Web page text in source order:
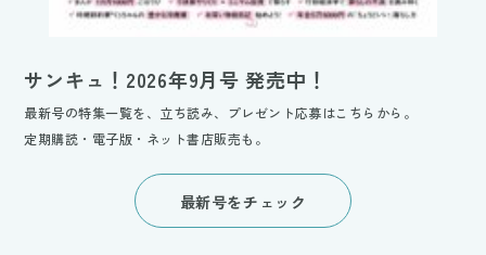
サンキュ！2026年9月号 発売中！
最新号の特集一覧を、立ち読み、プレゼント応募はこちらから。
定期購読・電子版・ネット書店販売も。
最新号をチェック